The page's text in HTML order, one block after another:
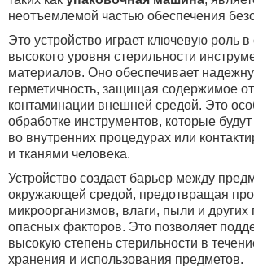
неотъемлемой частью обеспечения
Это устройство играет ключевую роль в
высокого уровня стерильности
материалов. Оно обеспечивает
герметичность, защищая содержимое
контаминации внешней средой. Это
обработке инструментов, которые
во внутренних процедурах или
и тканями человека.
Устройство создает барьер между
окружающей средой, предотвращая
микроорганизмов, влаги, пыли и других
опасных факторов. Это позволяет
высокую степень стерильности в
хранения и использования предметов.